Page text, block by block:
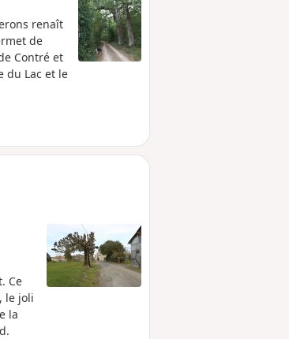
renaît
de
Contré et
du Lac et le
Ce
le joli
la